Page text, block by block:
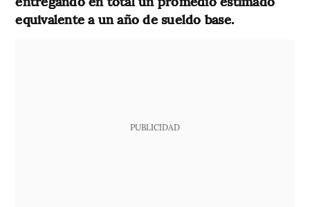
equivalente a un año de sueldo base.
PUBLICIDAD